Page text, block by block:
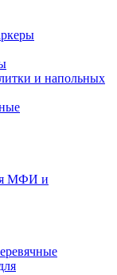
и напольных
МФИ и